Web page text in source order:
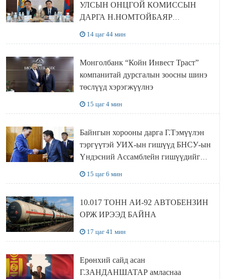
УЛСЫН ОНЦГОЙ КОМИССЫН
ДАРГА Н.НОМТОЙБАЯР
14 цаг 44 мин
Монголбанк “Койн Инвест Траст”
компанитай дурсгалын зоосны шинэ
төслүүд хэрэгжүүлнэ
15 цаг 4 мин
Байнгын хорооны дарга Г.Тэмүүлэн
тэргүүтэй УИХ-ын гишүүд БНСУ-ын
Үндэсний Ассамблейн гишүүдийг
15 цаг 6 мин
10.017 ТОНН АИ-92 АВТОБЕНЗИН
ОРЖ ИРЭЭД БАЙНА
17 цаг 41 мин
Ерөнхий сайд асан
Г.ЗАНДАНШАТАР амласнаа